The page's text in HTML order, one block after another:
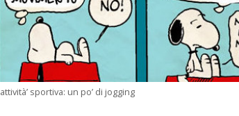
attività’ sportiva: un po’ di jogging